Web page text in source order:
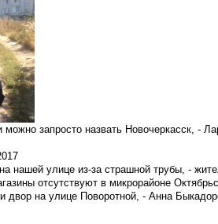
запросто назвать Новочеркасск, -
нашей улице из-за страшной трубы, -
отсутствуют в микрорайоне
на улице Поворотной, - Анна